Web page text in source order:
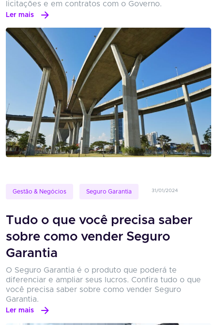
licitações e em contratos com o Governo.
Ler mais
Gestão & Negócios Seguro Garantia 31/01/2024
Tudo o que você precisa saber
sobre como vender Seguro
Garantia
O Seguro Garantia é o produto que poderá te
diferenciar e ampliar seus lucros. Confira tudo o que
você precisa saber sobre como vender Seguro
Garantia.
Ler mais